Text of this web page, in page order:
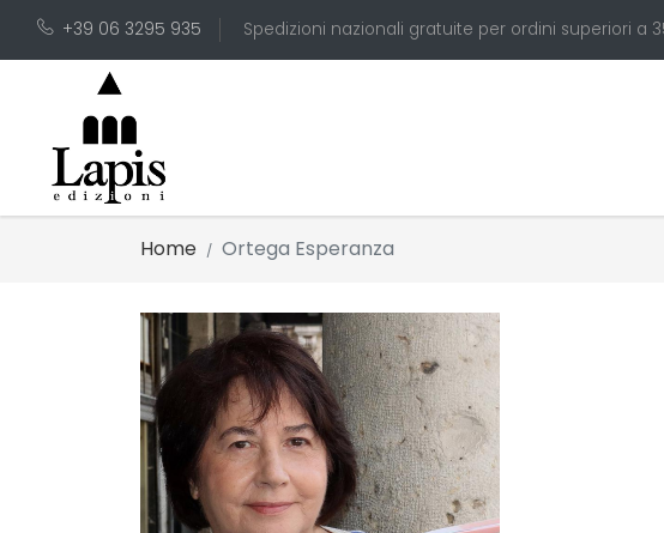
+39 06 3295 935 Spedizioni nazionali gratuite per ordini superiori a
Home Ortega Esperanza